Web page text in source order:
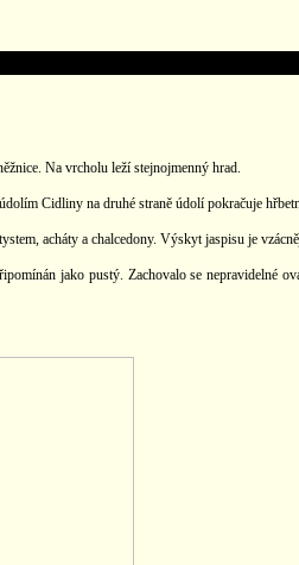
Na vrcholu leží stejnojmenný hrad.
Cidliny na druhé straně údolí pokračuje
acháty a chalcedony. Výskyt jaspisu je
jako pustý. Zachovalo se nepravidelné